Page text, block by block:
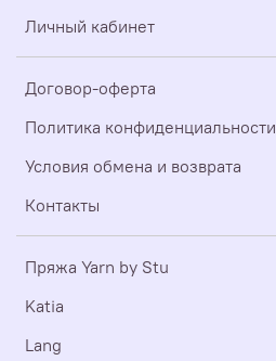
Личный кабинет
Договор-оферта
Политика конфиденциальности
Условия обмена и возврата
Контакты
Пряжа Yarn by Stu
Katia
Lang